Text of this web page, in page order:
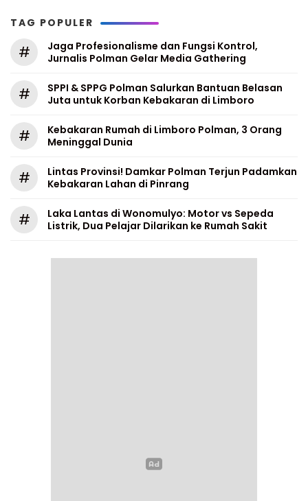
TAG POPULER
#
Jaga Profesionalisme dan Fungsi Kontrol,
Jurnalis Polman Gelar Media Gathering
#
SPPI & SPPG Polman Salurkan Bantuan Belasan
Juta untuk Korban Kebakaran di Limboro
#
Kebakaran Rumah di Limboro Polman, 3 Orang
Meninggal Dunia
#
Lintas Provinsi! Damkar Polman Terjun Padamkan
Kebakaran Lahan di Pinrang
#
Laka Lantas di Wonomulyo: Motor vs Sepeda
Listrik, Dua Pelajar Dilarikan ke Rumah Sakit